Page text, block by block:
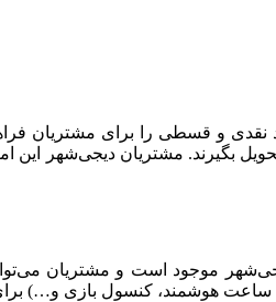
نقدی و قسطی را برای مشتریان
بگیرند. مشتریان دیجی‌شهر این
موجود است و مشتریان
ساعت هوشمند، کنسول بازی و…)